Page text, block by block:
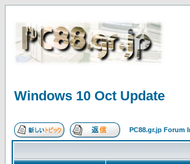
Windows 10 Oct Update
PC88.gr.jp Forum